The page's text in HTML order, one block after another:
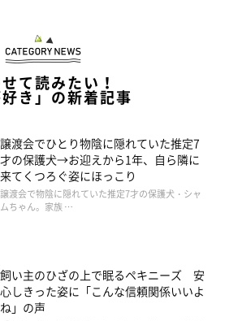
て読みたい！
好き」の新着記事
譲渡会でひとり物陰に隠れていた推定7
才の保護犬→お迎えから1年、自ら隣に
来てくつろぐ姿にほっこり
譲渡会で物陰に隠れていた推定7才の保護犬・シャ
ムちゃん。家族 …
飼い主のひざの上で眠るペキニーズ 安
心しきった姿に「こんな信頼関係いいよ
ね」の声